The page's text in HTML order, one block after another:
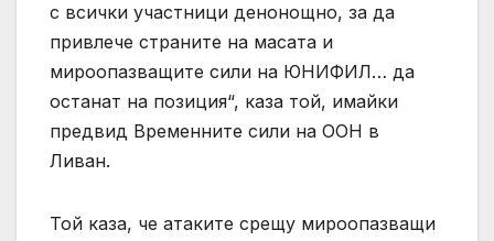
с всички участници денонощно, за да
привлече страните на масата и
мироопазващите сили на ЮНИФИЛ… да
останат на позиция“, каза той, имайки
предвид Временните сили на ООН в
Ливан.
Той каза, че атаките срещу мироопазващи